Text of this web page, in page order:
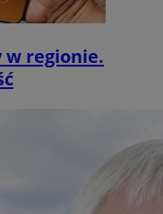
regionie.